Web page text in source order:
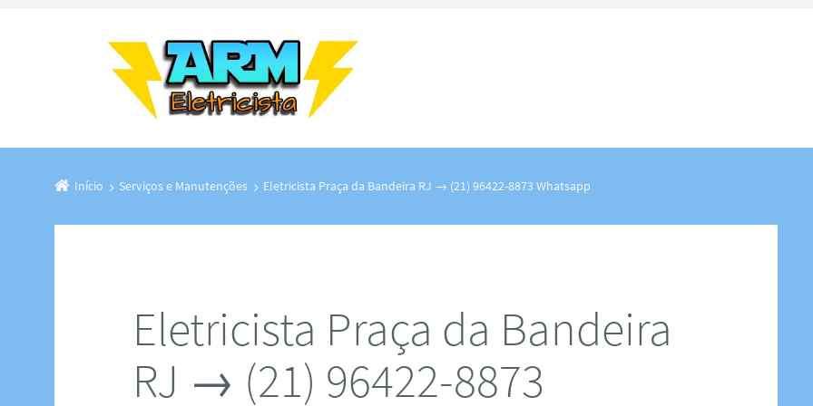
Início Serviços e Manutenções Eletricista Praça da Bandeira RJ → (21) 96422-8873 Whatsapp
Eletricista Praça da Bandeira
RJ → (21) 96422-8873